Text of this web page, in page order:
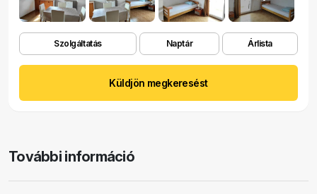
Szolgáltatás Naptár Árlista
Küldjön megkeresést
További információ